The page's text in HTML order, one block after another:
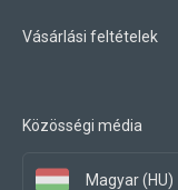
Vásárlási feltételek
Közösségi média
Magyar (HU)